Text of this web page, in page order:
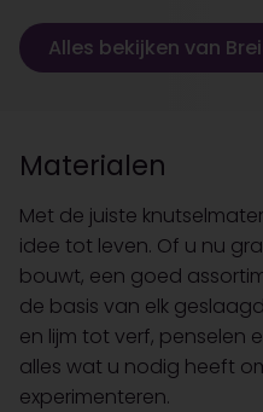
Alles bekijken van
Materialen
Met de juiste
idee tot leven. Of u nu
bouwt, een goed
de basis van elk
en lijm tot verf, penselen
alles wat u nodig heeft
experimenteren.